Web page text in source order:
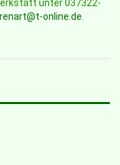
unter 037322-
online.de.